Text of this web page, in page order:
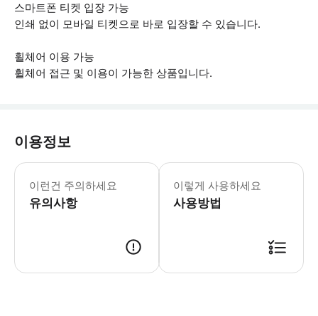
스마트폰 티켓 입장 가능
인쇄 없이 모바일 티켓으로 바로 입장할 수 있습니다.
휠체어 이용 가능
휠체어 접근 및 이용이 가능한 상품입니다.
이용정보
이런건 주의하세요
유의사항
▶ 꼭 알아두세요 만 0 ~ 3세 어린이:
이렇게 사용하세요
사용방법